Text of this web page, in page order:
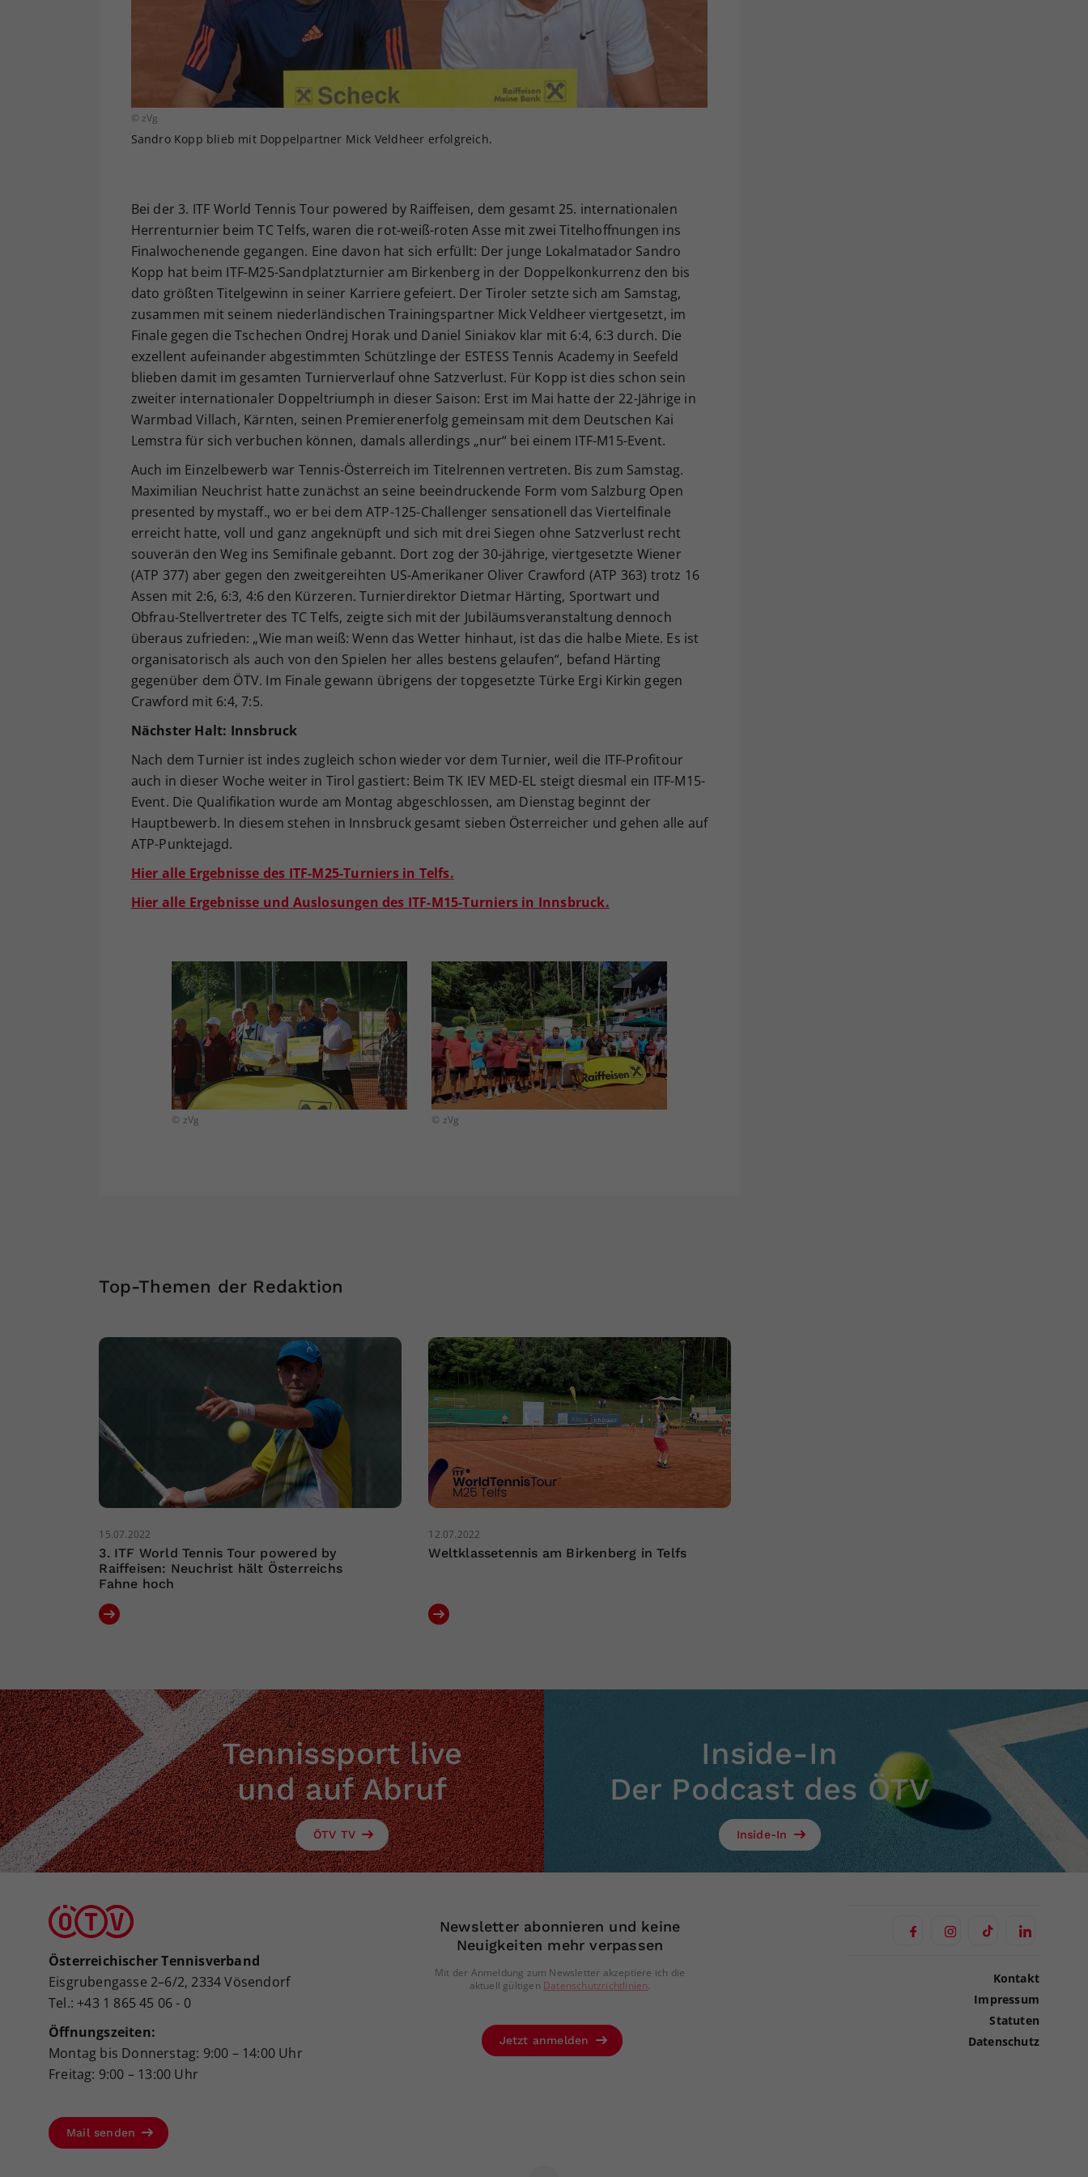
© zVg
Sandro Kopp blieb mit Doppelpartner Mick Veldheer erfolgreich.
Bei der 3. ITF World Tennis Tour powered by Raiffeisen, dem gesamt 25. internationalen
Herrenturnier beim TC Telfs, waren die rot-weiß-roten Asse mit zwei Titelhoffnungen ins
Finalwochenende gegangen. Eine davon hat sich erfüllt: Der junge Lokalmatador Sandro
Kopp hat beim ITF-M25-Sandplatzturnier am Birkenberg in der Doppelkonkurrenz den bis
dato größten Titelgewinn in seiner Karriere gefeiert. Der Tiroler setzte sich am Samstag,
zusammen mit seinem niederländischen Trainingspartner Mick Veldheer viertgesetzt, im
Finale gegen die Tschechen Ondrej Horak und Daniel Siniakov klar mit 6:4, 6:3 durch. Die
exzellent aufeinander abgestimmten Schützlinge der ESTESS Tennis Academy in Seefeld
blieben damit im gesamten Turnierverlauf ohne Satzverlust. Für Kopp ist dies schon sein
zweiter internationaler Doppeltriumph in dieser Saison: Erst im Mai hatte der 22-Jährige in
Warmbad Villach, Kärnten, seinen Premierenerfolg gemeinsam mit dem Deutschen Kai
Lemstra für sich verbuchen können, damals allerdings „nur“ bei einem ITF-M15-Event.
Auch im Einzelbewerb war Tennis-Österreich im Titelrennen vertreten. Bis zum Samstag.
Maximilian Neuchrist hatte zunächst an seine beeindruckende Form vom Salzburg Open
presented by mystaff., wo er bei dem ATP-125-Challenger sensationell das Viertelfinale
erreicht hatte, voll und ganz angeknüpft und sich mit drei Siegen ohne Satzverlust recht
souverän den Weg ins Semifinale gebannt. Dort zog der 30-jährige, viertgesetzte Wiener
(ATP 377) aber gegen den zweitgereihten US-Amerikaner Oliver Crawford (ATP 363) trotz 16
Assen mit 2:6, 6:3, 4:6 den Kürzeren. Turnierdirektor Dietmar Härting, Sportwart und
Obfrau-Stellvertreter des TC Telfs, zeigte sich mit der Jubiläumsveranstaltung dennoch
überaus zufrieden: „Wie man weiß: Wenn das Wetter hinhaut, ist das die halbe Miete. Es ist
organisatorisch als auch von den Spielen her alles bestens gelaufen“, befand Härting
gegenüber dem ÖTV. Im Finale gewann übrigens der topgesetzte Türke Ergi Kirkin gegen
Crawford mit 6:4, 7:5.
Nächster Halt: Innsbruck
Nach dem Turnier ist indes zugleich schon wieder vor dem Turnier, weil die ITF-Profitour
auch in dieser Woche weiter in Tirol gastiert: Beim TK IEV MED-EL steigt diesmal ein ITF-M15-
Event. Die Qualifikation wurde am Montag abgeschlossen, am Dienstag beginnt der
Hauptbewerb. In diesem stehen in Innsbruck gesamt sieben Österreicher und gehen alle auf
ATP-Punktejagd.
Hier alle Ergebnisse des ITF-M25-Turniers in Telfs.
Hier alle Ergebnisse und Auslosungen des ITF-M15-Turniers in Innsbruck.
© zVg © zVg
Top-Themen der Redaktion
15.07.2022
3. ITF World Tennis Tour powered by
Raiffeisen: Neuchrist hält Österreichs
Fahne hoch
12.07.2022
Weltklassetennis am Birkenberg in Telfs
Tennissport live
und auf Abruf
ÖTV TV
Inside-In
Der Podcast des ÖTV
Inside-In
Österreichischer Tennisverband
Eisgrubengasse 2–6/2, 2334 Vösendorf
Tel.: +43 1 865 45 06 - 0
Öffnungszeiten:
Montag bis Donnerstag: 9:00 – 14:00 Uhr
Freitag: 9:00 – 13:00 Uhr
Mail senden
Newsletter abonnieren und keine
Neuigkeiten mehr verpassen
Mit der Anmeldung zum Newsletter akzeptiere ich die
aktuell gültigen Datenschutzrichtlinien.
Jetzt anmelden
Kontakt
Impressum
Statuten
Datenschutz
Ihrer vorgenommen Einstellungen, falls der
Webseiten-Betreiber dies eingestellt hat.